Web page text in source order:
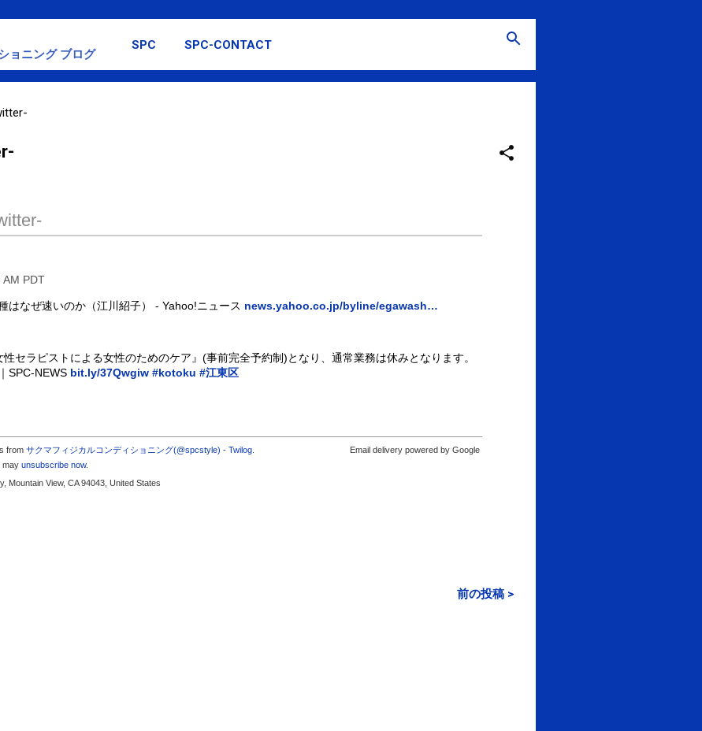
スキップしてメイン コンテンツに移動
ョニング ブログ
SPC SPC-CONTACT
AM PDT
はなぜ速いのか（江川紹子） - Yahoo!ニュース news.yahoo.co.jp/byline/egawash…
セラピストによる女性のためのケア』(事前完全予約制)となり、通常業務は休みとなります。
SPC-NEWS bit.ly/37Qwgiw #kotoku #江東区
from サクマフィジカルコンディショニング(@spcstyle) - Twilog
may unsubscribe now.
Email delivery powered by Google
Mountain View, CA 94043, United States
前の投稿 >